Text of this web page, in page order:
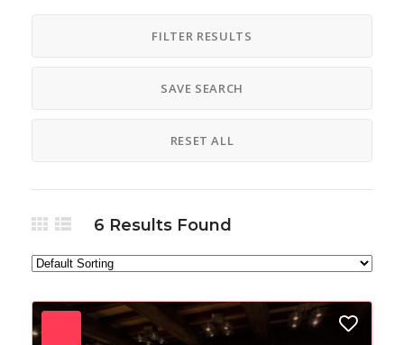
FILTER RESULTS
SAVE SEARCH
RESET ALL
6 Results Found